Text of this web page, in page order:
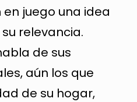
juego una idea
relevancia.
de sus
aún los que
de su hogar,